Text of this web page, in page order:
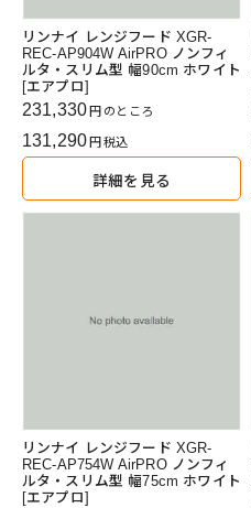
リンナイ レンジフード XGR-
REC-AP904W AirPRO ノンフィ
ルタ・スリム型 幅90cm ホワイト
[エアプロ]
231,330 のところ
131,290 税込
詳細を見る
リンナイ レンジフード XGR-
REC-AP754W AirPRO ノンフィ
ルタ・スリム型 幅75cm ホワイト
[エアプロ]